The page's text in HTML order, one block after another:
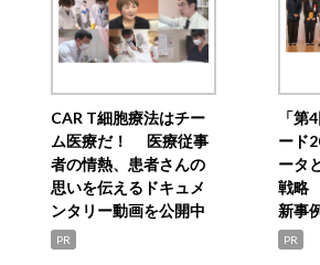
CAR T細胞療法はチー
ム医療だ！ 医療従事
者の情熱、患者さんの
思いを伝えるドキュメ
ンタリー動画を公開中
PR
「第
ード
ータ
戦略
新事
PR